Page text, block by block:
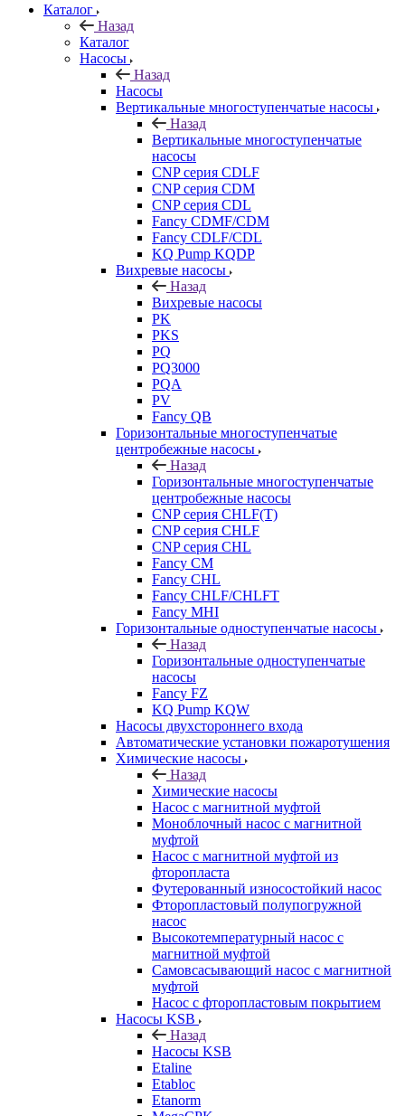
Каталог
Назад
Каталог
Насосы
Назад
Насосы
Вертикальные многоступенчатые насосы
Назад
Вертикальные многоступенчатые
насосы
CNP серия CDLF
CNP серия CDM
CNP серия CDL
Fancy CDMF/CDM
Fancy CDLF/CDL
KQ Pump KQDP
Вихревые насосы
Назад
Вихревые насосы
PK
PKS
PQ
PQ3000
PQA
PV
Fancy QB
Горизонтальные многоступенчатые
центробежные насосы
Назад
Горизонтальные многоступенчатые
центробежные насосы
CNP серия CHLF(T)
CNP серия CHLF
CNP серия CHL
Fancy CM
Fancy CHL
Fancy CHLF/CHLFT
Fancy MHI
Горизонтальные одноступенчатые насосы
Назад
Горизонтальные одноступенчатые
насосы
Fancy FZ
KQ Pump KQW
Насосы двухстороннего входа
Автоматические установки пожаротушения
Химические насосы
Назад
Химические насосы
Насос с магнитной муфтой
Моноблочный насос с магнитной
муфтой
Насос с магнитной муфтой из
фторопласта
Футерованный износостойкий насос
Фторопластовый полупогружной
насос
Высокотемпературный насос с
магнитной муфтой
Самовсасывающий насос с магнитной
муфтой
Насос с фторопластовым покрытием
Насосы KSB
Назад
Насосы KSB
Etaline
Etabloc
Etanorm